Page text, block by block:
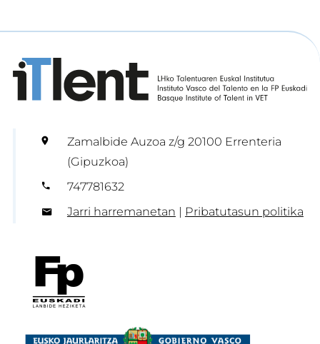
Zamalbide Auzoa z/g 20100 Errenteria
(Gipuzkoa)
747781632
Jarri harremanetan | Pribatutasun politika